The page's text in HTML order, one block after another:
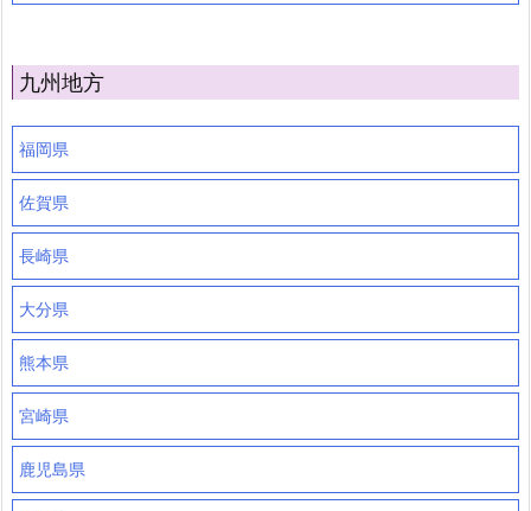
九州地方
福岡県
佐賀県
長崎県
大分県
熊本県
宮崎県
鹿児島県